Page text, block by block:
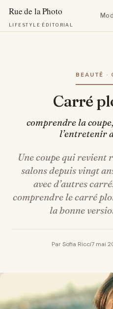
LIFESTYLE ÉDITORIAL
BEAUTÉ ·
Carré
comprendre la
l’entretenir
Une coupe qui revient
salons depuis vingt
avec d’autres
comprendre le carré
la bonne
Par Sofia Ricci7 mai